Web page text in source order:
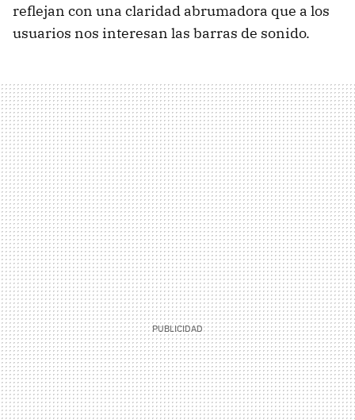
reflejan con una claridad abrumadora que a los
usuarios nos interesan las barras de sonido.